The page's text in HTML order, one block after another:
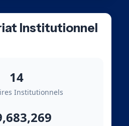
Institutionnel
14
Institutionnels